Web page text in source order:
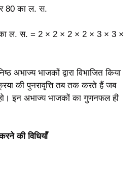
80 का ल. स.
ल. स. = 2 × 2 × 2 × 2 × 3 × 3 ×
अभाज्य भाजकों द्वारा विभाजित किया
की पुनरावृत्ति तब तक करते हैं जब
इन अभाज्य भाजकों का गुणनफल ही
की विधियाँ